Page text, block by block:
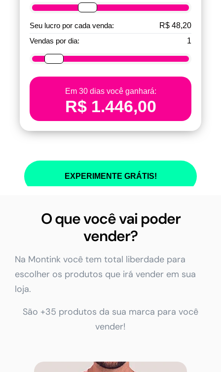
O que você vai poder
vender?
Na Montink você tem total liberdade para
escolher os produtos que irá vender em sua
loja.
São +35 produtos da sua marca para você
vender!